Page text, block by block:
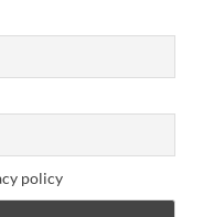
policy